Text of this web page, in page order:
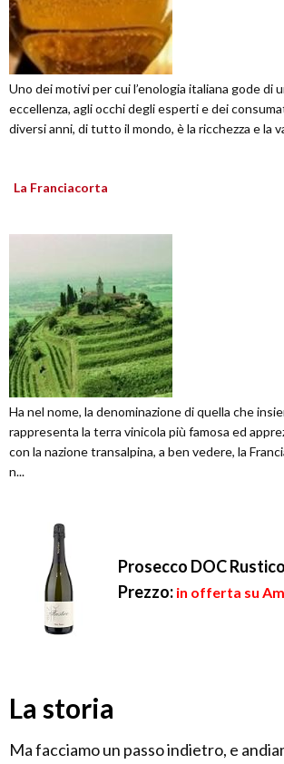
Uno dei motivi per cui l’enologia italiana gode di
eccellenza, agli occhi degli esperti e dei
diversi anni, di tutto il mondo, è la ricchezza e la
La Franciacorta
Ha nel nome, la denominazione di quella che
rappresenta la terra vinicola più famosa ed
con la nazione transalpina, a ben vedere, la
n...
Prosecco DOC
Prezzo: in offerta su
La storia
Ma facciamo un passo indietro, e